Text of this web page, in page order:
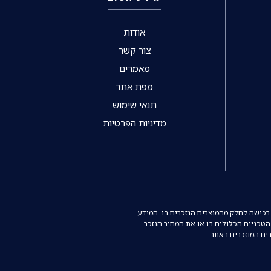
אודות
צור קשר
מאמרים
מפת אתר
תנאי שימוש
מדיניות הפרטיות
לחלק מהמוצרים הנזכרים בו. המידע
הכלולים בו או את המחיר הנזכר
המוזכרים באתר.